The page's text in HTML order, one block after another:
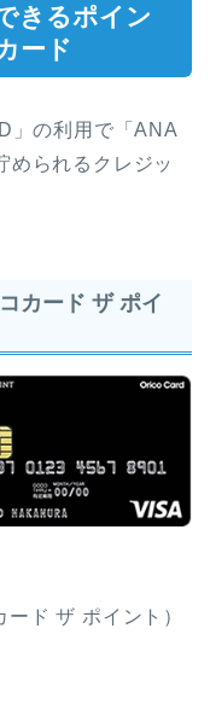
きるポイン
ード
」の利用で「ANA
められるクレジッ
カード ザ ポイ
ド ザ ポイント）